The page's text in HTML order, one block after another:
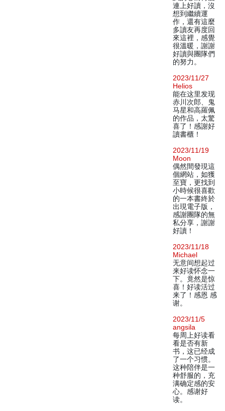
連上好讀，沒
想到繼續運
作，還有這麼
多讀友再度回
來這裡，感覺
很溫暖，謝謝
好讀與團隊們
的努力。
2023/11/27
Helios
能在这里发现
赤川次郎、鬼
马星和高羅佩
的作品，太驚
喜了！感謝好
讀書櫃！
2023/11/19
Moon
偶然間發現這
個網站，如獲
至寶，更找到
小時候很喜歡
的一本書終於
出現電子版，
感謝團隊的無
私分享，謝謝
好讀！
2023/11/18
Michael
无意间想起过
来好读怀念一
下。竟然是惊
喜！好读活过
来了！感恩 感
谢。
2023/11/5
angsila
每周上好读看
看是否有新
书，这已经成
了一个习惯。
这种陪伴是一
种舒服的，充
满确定感的安
心。感谢好
读。